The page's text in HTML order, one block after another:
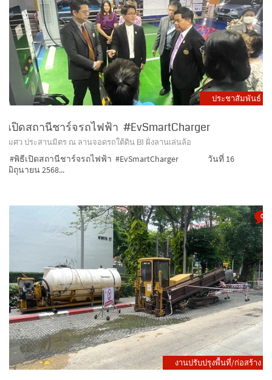
ประชาสัมพันธ์
เปิดสถานีชาร์จรถไฟฟ้า #EvSmartCharger
มศว ประสานมิตร ณ ลานจอดรถใต้ดิน B1 ฝั่งลานเล่นล้อ
#พิธีเปิดสถานีชาร์จรถไฟฟ้า #EvSmartCharger วันที่ 16
งานปรับปรุงพื้นที่/ก่อสร้าง
โครงการปรับปรุงระบบไฟฟ้าและระบบสื่อสารลงใต้ดิน